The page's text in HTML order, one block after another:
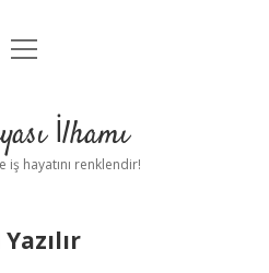
Uyarı
menüyü
İlhamı
iş hayatını renklendir!